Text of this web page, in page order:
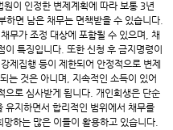
이 인정한 변제계획에 따라 보통 3년
면 남은 채무는 면책받을 수 있습니다.
무가 조정 대상에 포함될 수 있으며, 채
특징입니다. 또한 신청 후 금지명령이
제집행 등이 제한되어 안정적으로 변제
는 것은 아니며, 지속적인 소득이 있어
으로 심사받게 됩니다. 개인회생은 단순
유지하면서 합리적인 범위에서 채무를
하는 많은 이들이 활용하고 있습니다.